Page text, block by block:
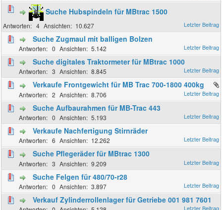
Suche Hubspindeln für MBtrac 1500
4 10.627
Suche Zugmaul mit balligen Bolzen
0 5.142
Suche digitales Traktormeter für MBtrac 1000
3 8.845
Verkaufe Frontgewicht für MB Trac 700-1800 400kg
2 8.706
Suche Aufbaurahmen für MB-Trac 443
0 5.193
Verkaufe Nachfertigung Stirnräder
6 12.262
Suche Pflegeräder für MBtrac 1300
3 9.209
Suche Felgen für 480/70-r28
0 3.897
Verkauf Zylinderrollenlager für Getriebe 001 981 7601